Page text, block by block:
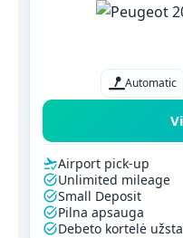
Automatic
Airport pick-up
Unlimited mileage
Small Deposit
Pilna apsauga
Debeto kortelė